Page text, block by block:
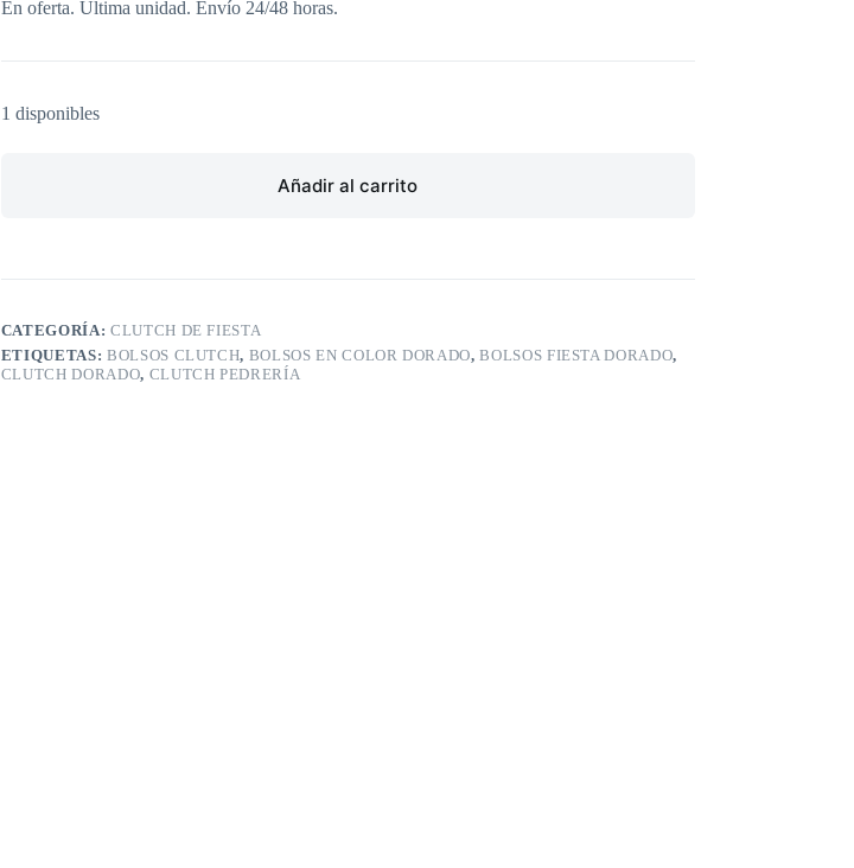
En oferta. Ultima unidad. Envío 24/48 horas.
1 disponibles
Añadir al carrito
CATEGORÍA: CLUTCH DE FIESTA
ETIQUETAS: BOLSOS CLUTCH, BOLSOS EN COLOR DORADO,BOLSOS FIESTA DORADO,
CLUTCH DORADO, CLUTCH PEDRERÍA